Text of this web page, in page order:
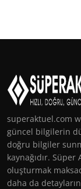
superaktuel.com
güncel bilgilerin
doğru bilgiler
kaynağıdır.
oluşturmak
daha da